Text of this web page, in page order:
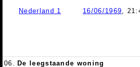
Nederland 1 16/06/1969,
06. De leegstaande woning